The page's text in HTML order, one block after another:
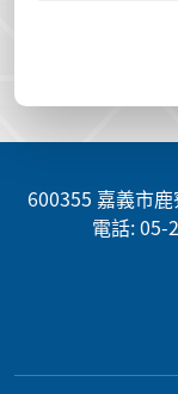
600355 嘉義市
電話: 05-